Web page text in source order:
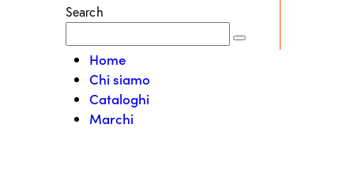
Search
Home
Chi siamo
Cataloghi
Marchi